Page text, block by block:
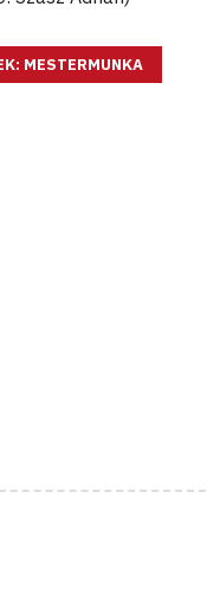
MESTERMUNKA